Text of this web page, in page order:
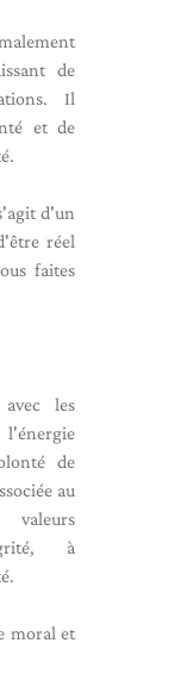
de
Il
et de
d'un
réel
faites
les
de
au
à
moral et